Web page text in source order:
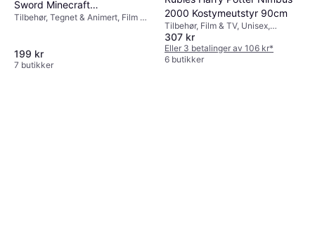
Sword Minecraft
Diamantsverd
Tilbehør, Tegnet & Animert, Film &
199 kr
7 butikker
2000 Kostymeutstyr 90cm
Tilbehør, Film & TV, Unisex,
Redskap, Harry Potter
307 kr
Eller 3 betalinger av 106 kr*
6 butikker